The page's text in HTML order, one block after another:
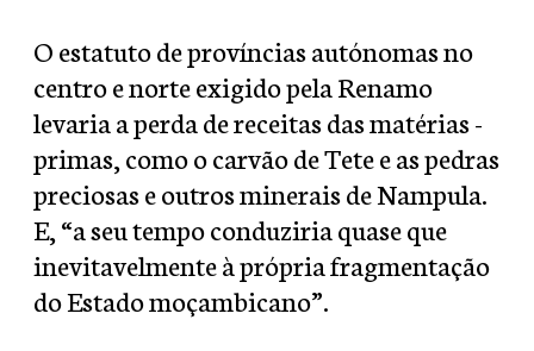
O estatuto de províncias autónomas no
centro e norte exigido pela Renamo
levaria a perda de receitas das matérias -
primas, como o carvão de Tete e as pedras
preciosas e outros minerais de Nampula.
E, “a seu tempo conduziria quase que
inevitavelmente à própria fragmentação
do Estado moçambicano”.